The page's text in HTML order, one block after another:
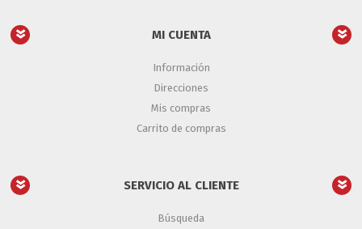
MI CUENTA
Información
Direcciones
Mis compras
Carrito de compras
SERVICIO AL CLIENTE
Búsqueda